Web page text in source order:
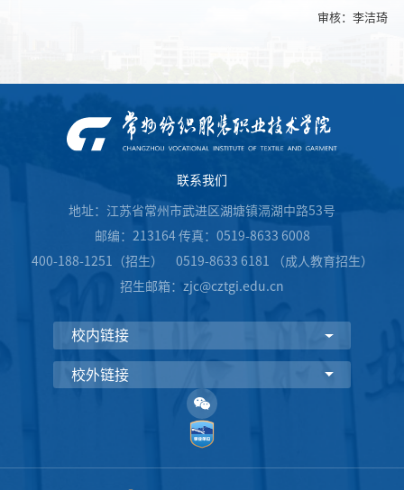
审核：李洁琦
联系我们
地址：江苏省常州市武进区湖塘镇滆湖中路53号
邮编：213164 传真：0519-8633 6008
400-188-1251（招生） 0519-8633 6181 （成人教育招生）
招生邮箱：zjc@cztgi.edu.cn
校内链接
校外链接